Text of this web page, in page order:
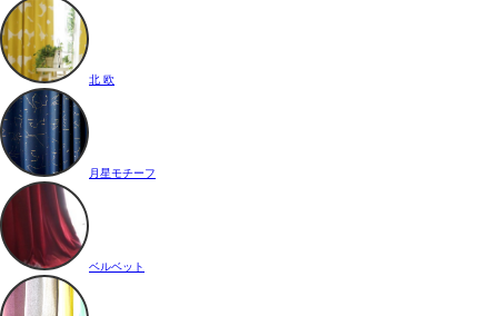
北 欧
月星モチーフ
ベルベット